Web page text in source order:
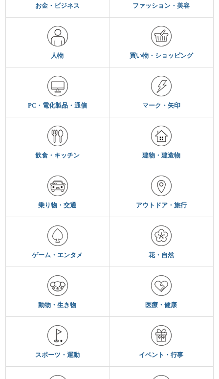
お金・ビジネス ファッション・美容
人物 買い物・ショッピング
PC・電化製品・通信 マーク・矢印
飲食・キッチン 建物・建造物
乗り物・交通 アウトドア・旅行
ゲーム・エンタメ 花・自然
動物・生き物 医療・健康
スポーツ・運動 イベント・行事